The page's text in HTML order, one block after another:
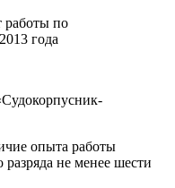
работы по
года
опыта работы
не менее шести